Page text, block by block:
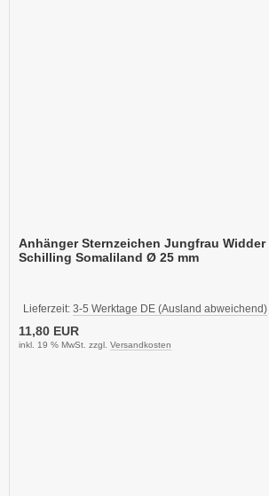
Anhänger Sternzeichen Jungfrau Widder
Schilling Somaliland Ø 25 mm
Lieferzeit: 3-5 Werktage DE (Ausland abweichend)
11,80 EUR
inkl. 19 % MwSt. zzgl. Versandkosten